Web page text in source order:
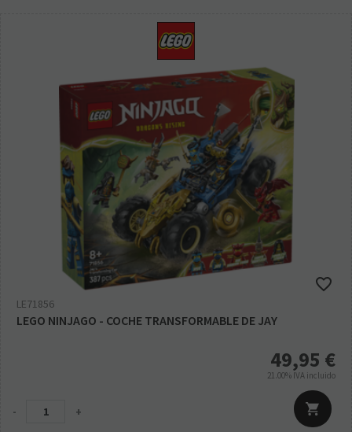
LE71856
LEGO NINJAGO - COCHE TRANSFORMABLE DE JAY
49,95 €
21.00% IVA incluido
- +